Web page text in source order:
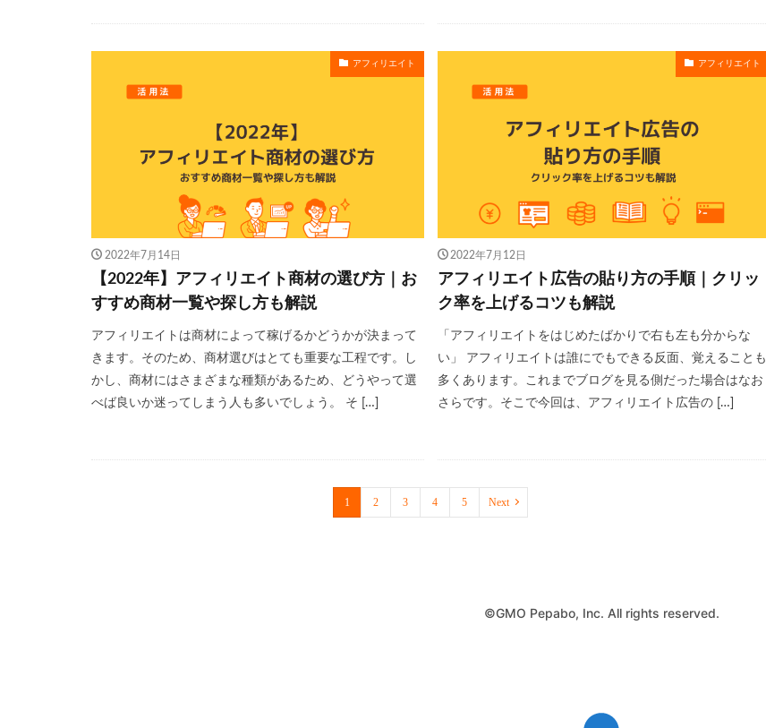
アフィリエイト
2022年7月14日
【2022年】アフィリエイト商材の選び方｜お
すすめ商材一覧や探し方も解説
アフィリエイトは商材によって稼げるかどうかが決まって
きます。そのため、商材選びはとても重要な工程です。し
かし、商材にはさまざまな種類があるため、どうやって選
べば良いか迷ってしまう人も多いでしょう。 そ […]
アフィリエイト
2022年7月12日
アフィリエイト広告の貼り方の手順｜クリッ
ク率を上げるコツも解説
「アフィリエイトをはじめたばかりで右も左も分からな
い」 アフィリエイトは誰にでもできる反面、覚えることも
多くあります。これまでブログを見る側だった場合はなお
さらです。そこで今回は、アフィリエイト広告の […]
1 2 3 4 5 Next
©GMO Pepabo, Inc. All rights reserved.